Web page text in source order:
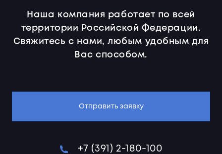
Наша компания работает по всей
территории Российской Федерации.
Свяжитесь с нами, любым удобным для
Вас способом.
Отправить заявку
+7 (391) 2-180-100